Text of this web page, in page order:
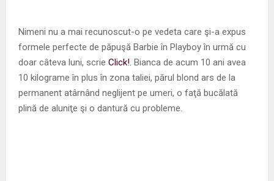
Nimeni nu a mai recunoscut-o pe vedeta care şi-a expus
formele perfecte de păpuşă Barbie în Playboy în urmă cu
doar câteva luni, scrie Click!. Bianca de acum 10 ani avea
10 kilograme în plus în zona taliei, părul blond ars de la
permanent atârnând neglijent pe umeri, o faţă bucălată
plină de aluniţe şi o dantură cu probleme.